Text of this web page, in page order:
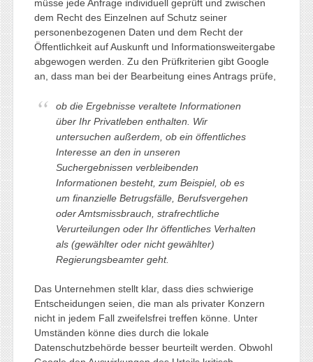
müsse jede Anfrage individuell geprüft und zwischen
dem Recht des Einzelnen auf Schutz seiner
personenbezogenen Daten und dem Recht der
Öffentlichkeit auf Auskunft und Informationsweitergabe
abgewogen werden. Zu den Prüfkriterien gibt Google
an, dass man bei der Bearbeitung eines Antrags prüfe,
ob die Ergebnisse veraltete Informationen
über Ihr Privatleben enthalten. Wir
untersuchen außerdem, ob ein öffentliches
Interesse an den in unseren
Suchergebnissen verbleibenden
Informationen besteht, zum Beispiel, ob es
um finanzielle Betrugsfälle, Berufsvergehen
oder Amtsmissbrauch, strafrechtliche
Verurteilungen oder Ihr öffentliches Verhalten
als (gewählter oder nicht gewählter)
Regierungsbeamter geht.
Das Unternehmen stellt klar, dass dies schwierige
Entscheidungen seien, die man als privater Konzern
nicht in jedem Fall zweifelsfrei treffen könne. Unter
Umständen könne dies durch die lokale
Datenschutzbehörde besser beurteilt werden. Obwohl